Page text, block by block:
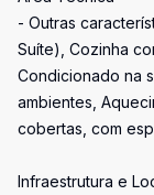
- Outras
Suíte), Cozinha
Condicionado na
ambientes,
cobertas, com
Infraestrutura e